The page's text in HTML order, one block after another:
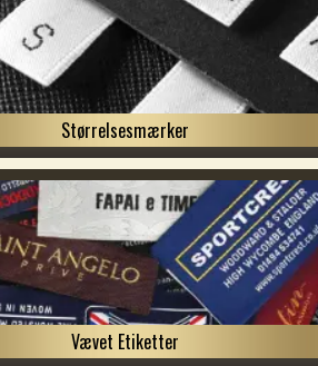
Størrelsesmærker
Vævet Etiketter